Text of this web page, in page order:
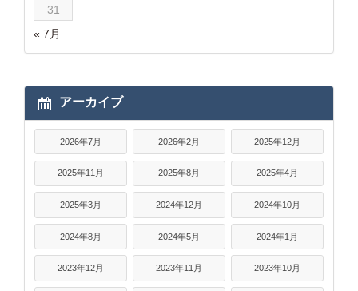
« 7月
31
アーカイブ
2026年7月 2026年2月 2025年12月
2025年11月 2025年8月 2025年4月
2025年3月 2024年12月 2024年10月
2024年8月 2024年5月 2024年1月
2023年12月 2023年11月 2023年10月